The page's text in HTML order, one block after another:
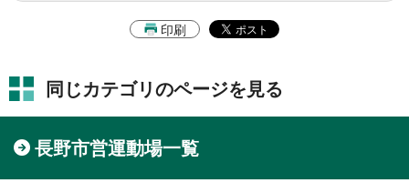
印刷
同じカテゴリのページを見る
長野市営運動場一覧